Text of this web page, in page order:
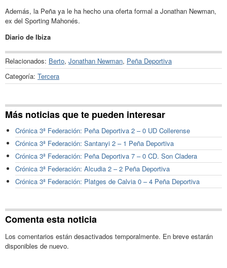
Además, la Peña ya le ha hecho una oferta formal a Jonathan Newman,
ex del Sporting Mahonés.
Diario de Ibiza
Relacionados: Berto, Jonathan Newman, Peña Deportiva
Categoría: Tercera
Más noticias que te pueden interesar
Crónica 3ª Federación: Peña Deportiva 2 – 0 UD Collerense
Crónica 3ª Federación: Santanyi 2 – 1 Peña Deportiva
Crónica 3ª Federación: Peña Deportiva 7 – 0 CD. Son Cladera
Crónica 3ª Federación: Alcudia 2 – 2 Peña Deportiva
Crónica 3ª Federación: Platges de Calvia 0 – 4 Peña Deportiva
Comenta esta noticia
Los comentarios están desactivados temporalmente. En breve estarán
disponibles de nuevo.